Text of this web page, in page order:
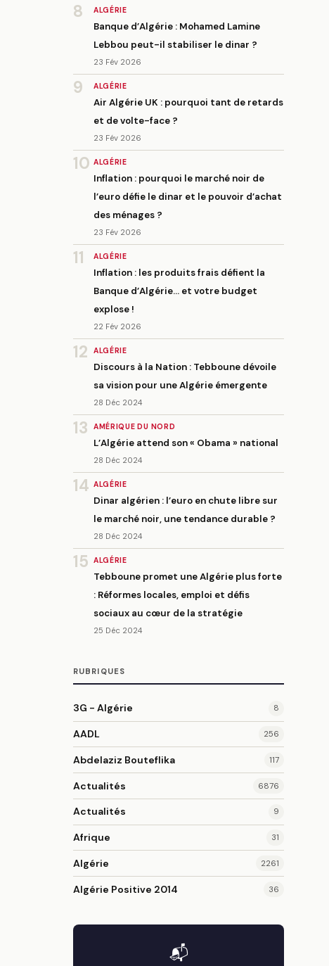
8 ALGÉRIE
Banque d’Algérie : Mohamed Lamine
Lebbou peut-il stabiliser le dinar ?
23 Fév 2026
9 ALGÉRIE
Air Algérie UK : pourquoi tant de retards
et de volte-face ?
23 Fév 2026
10 ALGÉRIE
Inflation : pourquoi le marché noir de
l’euro défie le dinar et le pouvoir d’achat
des ménages ?
23 Fév 2026
11 ALGÉRIE
Inflation : les produits frais défient la
Banque d’Algérie… et votre budget
explose !
22 Fév 2026
12 ALGÉRIE
Discours à la Nation : Tebboune dévoile
sa vision pour une Algérie émergente
28 Déc 2024
13 AMÉRIQUE DU NORD
L’Algérie attend son « Obama » national
28 Déc 2024
14 ALGÉRIE
Dinar algérien : l’euro en chute libre sur
le marché noir, une tendance durable ?
28 Déc 2024
15 ALGÉRIE
Tebboune promet une Algérie plus forte
: Réformes locales, emploi et défis
sociaux au cœur de la stratégie
25 Déc 2024
RUBRIQUES
3G - Algérie 8
AADL 256
Abdelaziz Bouteflika 117
Actualités 6876
Actualités 9
Afrique 31
Algérie 2261
Algérie Positive 2014 36
📬